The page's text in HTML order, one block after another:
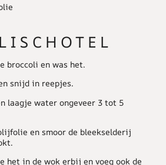
broccoli en was het.
snijd in reepjes.
laagje water ongeveer 3 tot 5
en smoor de bleekselderij
het in de wok erbij en voeg ook de